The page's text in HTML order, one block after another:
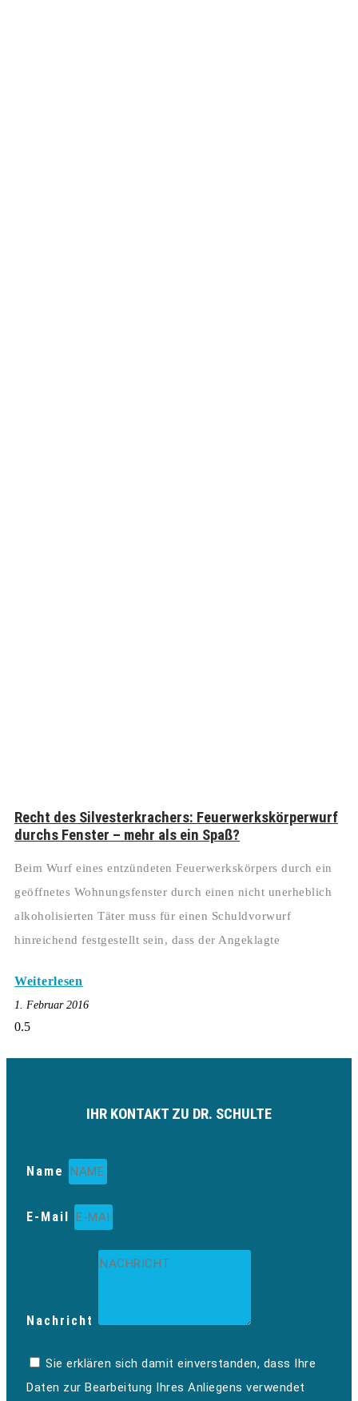
Recht des Silvesterkrachers: Feuerwerkskörperwurf
durchs Fenster – mehr als ein Spaß?
Beim Wurf eines entzündeten Feuerwerkskörpers durch ein
geöffnetes Wohnungsfenster durch einen nicht unerheblich
alkoholisierten Täter muss für einen Schuldvorwurf
hinreichend festgestellt sein, dass der Angeklagte
Weiterlesen
1. Februar 2016
IHR KONTAKT ZU DR. SCHULTE
Name
E-Mail
Nachricht
Sie erklären sich damit einverstanden, dass Ihre
Daten zur Bearbeitung Ihres Anliegens verwendet